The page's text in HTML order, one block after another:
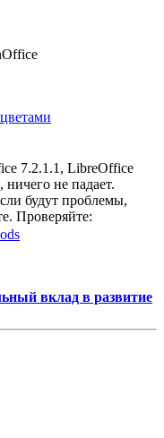
7.2.1.1, LibreOffice
не падает.
будут проблемы,
Проверяйте:
вклад в развитие